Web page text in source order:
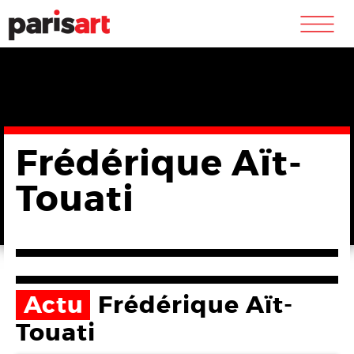
m
Frédérique Aït-
Touati
Actu
Frédérique Aït-
Touati